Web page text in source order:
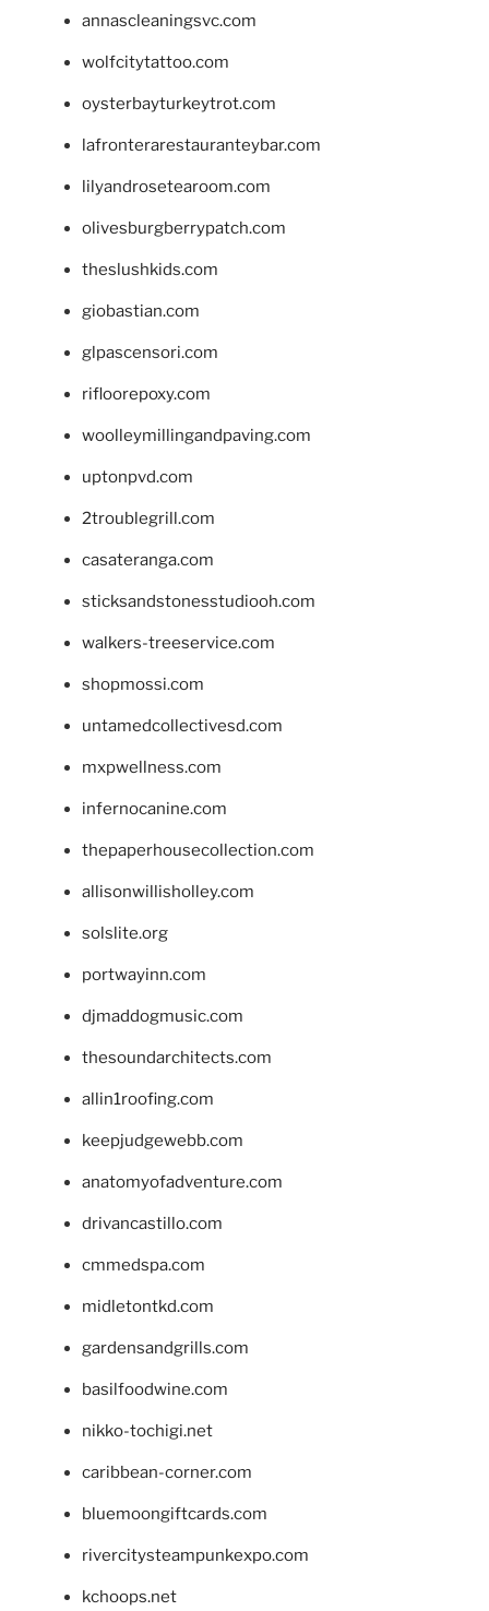
annascleaningsvc.com
wolfcitytattoo.com
oysterbayturkeytrot.com
lafronterarestauranteybar.com
lilyandrosetearoom.com
olivesburgberrypatch.com
theslushkids.com
giobastian.com
glpascensori.com
rifloorepoxy.com
woolleymillingandpaving.com
uptonpvd.com
2troublegrill.com
casateranga.com
sticksandstonesstudiooh.com
walkers-treeservice.com
shopmossi.com
untamedcollectivesd.com
mxpwellness.com
infernocanine.com
thepaperhousecollection.com
allisonwillisholley.com
solslite.org
portwayinn.com
djmaddogmusic.com
thesoundarchitects.com
allin1roofing.com
keepjudgewebb.com
anatomyofadventure.com
drivancastillo.com
cmmedspa.com
midletontkd.com
gardensandgrills.com
basilfoodwine.com
nikko-tochigi.net
caribbean-corner.com
bluemoongiftcards.com
rivercitysteampunkexpo.com
kchoops.net